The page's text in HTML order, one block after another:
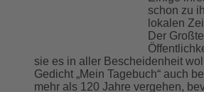
schon zu
lokalen
Der
sie es in aller Bescheidenheit
Gedicht „Mein Tagebuch“ auch
mehr als 120 Jahre vergehen,